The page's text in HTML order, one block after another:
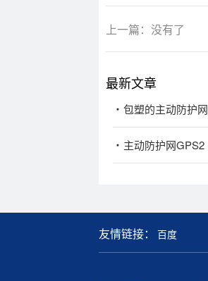
上一篇：没有了
最新文章
包塑的主动防护网
主动防护网GPS2
友情链接： 百度